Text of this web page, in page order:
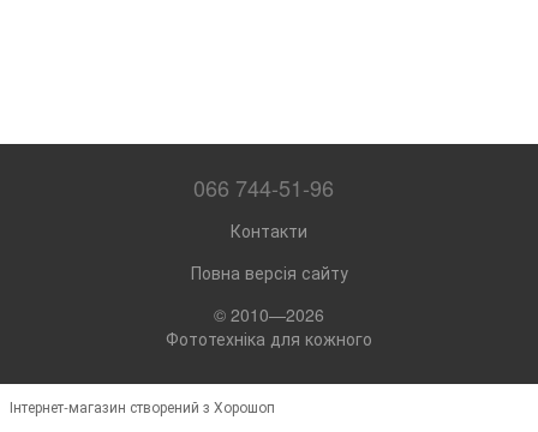
066 744-51-96
Контакти
Повна версія сайту
© 2010—2026
Фототехніка для кожного
Інтернет-магазин створений з Хорошоп